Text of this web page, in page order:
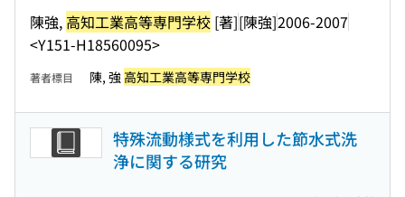
陳強, 高知工業高等専門学校 [著][陳強]2006-2007
<Y151-H18560095>
著者標目 陳, 強 高知工業高等専門学校
特殊流動様式を利用した節水式洗
浄に関する研究